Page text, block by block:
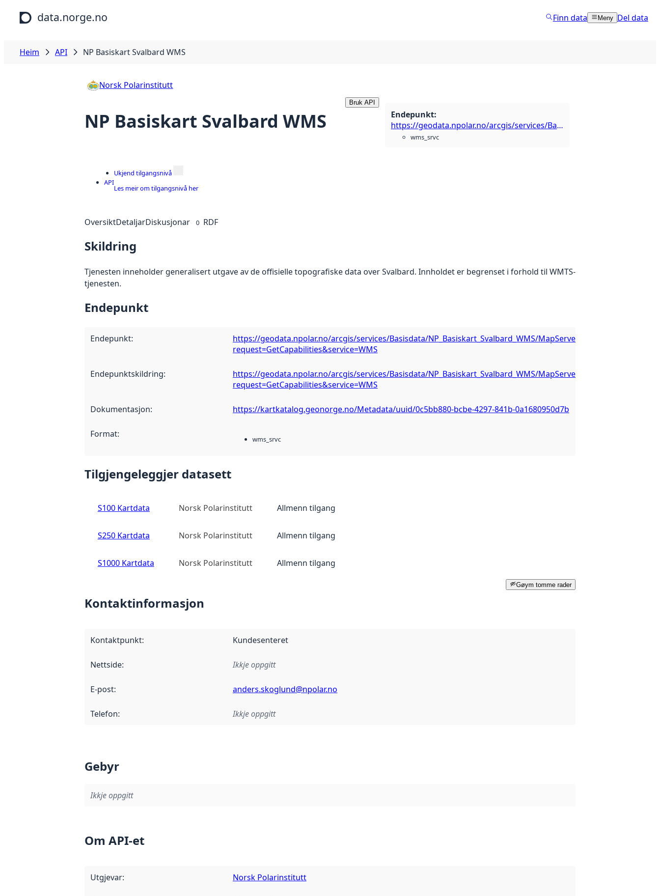
Hopp til hovudinnhald
data.norge.no Finn data Meny Del data
Heim API NP Basiskart Svalbard WMS
Norsk Polarinstitutt
NP Basiskart Svalbard WMS
Bruk API
Endepunkt:
https://geodata.npolar.no/arcgis/services/Basisdata/NP_Basiskart_Svalbard_WMS/MapServer/WMSServer?request=GetCapabilities&service=WMS
wms_srvc
API
Ukjend tilgangsnivå
Les meir om tilgangsnivå her
OversiktDetaljarDiskusjonar 0 RDF
Skildring
Tjenesten inneholder generalisert utgave av de offisielle topografiske data over Svalbard. Innholdet er begrenset i forhold til WMTS-
tjenesten.
Endepunkt
Endepunkt:
https://geodata.npolar.no/arcgis/services/Basisdata/NP_Basiskart_Svalbard_WMS/MapServer/WMSServer?
request=GetCapabilities&service=WMS
Endepunktskildring:
https://geodata.npolar.no/arcgis/services/Basisdata/NP_Basiskart_Svalbard_WMS/MapServer/WMSServer?
request=GetCapabilities&service=WMS
Dokumentasjon: https://kartkatalog.geonorge.no/Metadata/uuid/0c5bb880-bcbe-4297-841b-0a1680950d7b
Format: wms_srvc
Tilgjengeleggjer datasett
S100 Kartdata Norsk Polarinstitutt Allmenn tilgang
S250 Kartdata Norsk Polarinstitutt Allmenn tilgang
S1000 Kartdata Norsk Polarinstitutt Allmenn tilgang
Gøym tomme rader
Kontaktinformasjon
Kontaktpunkt: Kundesenteret
Nettside: Ikkje oppgitt
E-post: anders.skoglund@npolar.no
Telefon: Ikkje oppgitt
Gebyr
Ikkje oppgitt
Om API-et
Utgjevar: Norsk Polarinstitutt